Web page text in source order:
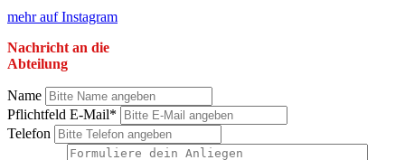
mehr auf Instagram
Nachricht an die
Abteilung
Name
Pflichtfeld E-Mail*
Telefon